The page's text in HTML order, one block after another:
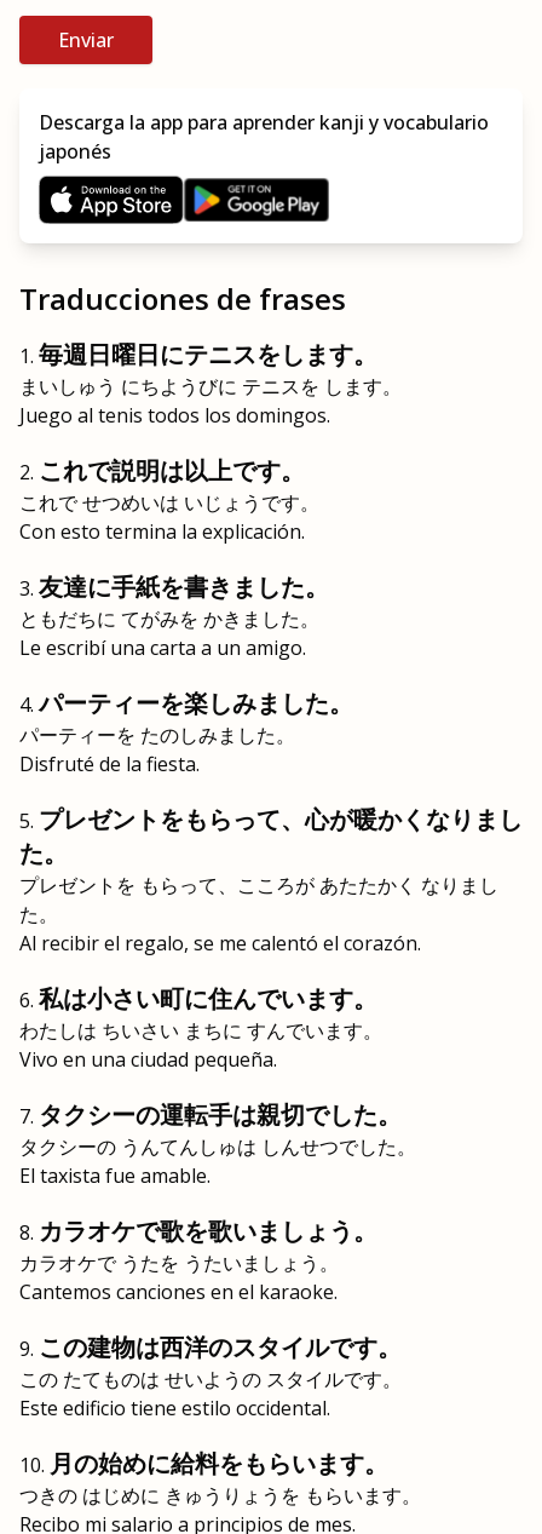
Enviar
Descarga la app para aprender kanji y vocabulario
japonés
Traducciones de frases
毎週日曜日にテニスをします。
まいしゅう にちようびに テニスを します。
Juego al tenis todos los domingos.
これで説明は以上です。
これで せつめいは いじょうです。
Con esto termina la explicación.
友達に手紙を書きました。
ともだちに てがみを かきました。
Le escribí una carta a un amigo.
パーティーを楽しみました。
パーティーを たのしみました。
Disfruté de la fiesta.
プレゼントをもらって、心が暖かくなりまし
た。
プレゼントを もらって、こころが あたたかく なりまし
た。
Al recibir el regalo, se me calentó el corazón.
私は小さい町に住んでいます。
わたしは ちいさい まちに すんでいます。
Vivo en una ciudad pequeña.
タクシーの運転手は親切でした。
タクシーの うんてんしゅは しんせつでした。
El taxista fue amable.
カラオケで歌を歌いましょう。
カラオケで うたを うたいましょう。
Cantemos canciones en el karaoke.
この建物は西洋のスタイルです。
この たてものは せいようの スタイルです。
Este edificio tiene estilo occidental.
月の始めに給料をもらいます。
つきの はじめに きゅうりょうを もらいます。
Recibo mi salario a principios de mes.